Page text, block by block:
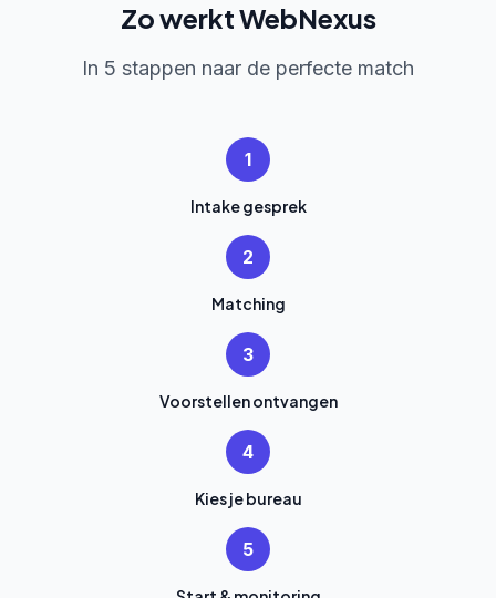
Zo werkt WebNexus
In 5 stappen naar de perfecte match
1
Intake gesprek
2
Matching
3
Voorstellen ontvangen
4
Kies je bureau
5